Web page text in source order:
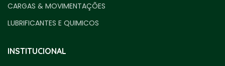
CARGAS & MOVIMENTAÇÕES
LUBRIFICANTES E QUIMICOS
INSTITUCIONAL